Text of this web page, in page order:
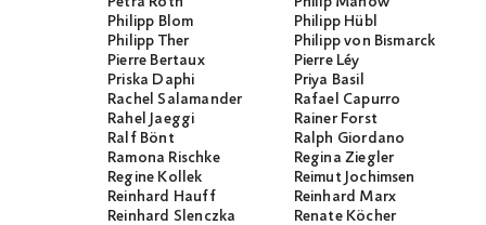
Philipp Blom
Philipp Hübl
Philipp Ther
Philipp von Bismarck
Pierre Bertaux
Pierre Léy
Priska Daphi
Priya Basil
Rachel Salamander
Rafael Capurro
Rahel Jaeggi
Rainer Forst
Ralf Bönt
Ralph Giordano
Ramona Rischke
Regina Ziegler
Regine Kollek
Reimut Jochimsen
Reinhard Hauff
Reinhard Marx
Reinhard Slenczka
Renate Köcher